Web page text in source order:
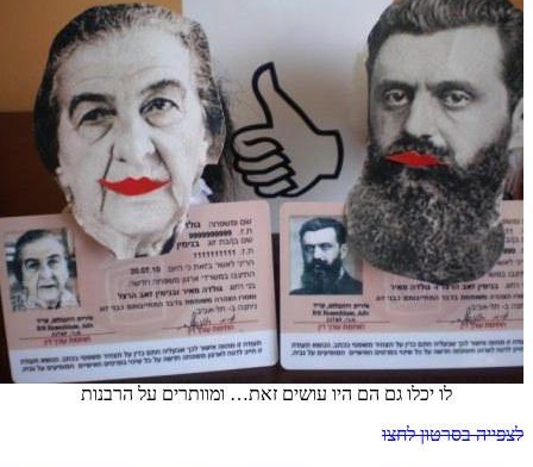
לו יכלו גם הם היו עושים זאת… ומוותרים על הרבנות
לצפייה בסרטון לחצו